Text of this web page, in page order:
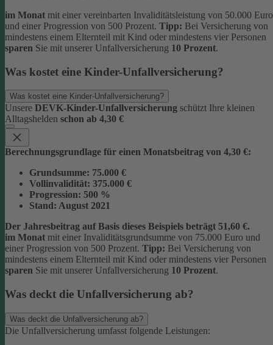
im Monat mit einer vereinbarten Invaliditätsleistung von 50.000 Euro
und einer Progression von 500 Prozent. Tipp: Bei Versicherung von
mindestens einem Elternteil mit Kind oder mindestens vier Personen
sparen Sie mit unserer Unfallversicherung 10 Prozent.
Was kostet eine Kinder-Unfallversicherung?
Was kostet eine Kinder-Unfallversicherung?
Unsere DEVK-Kinder-Unfallversicherung schützt Ihre kleinen
Alltagshelden schon ab 4,30 €
Berechnungsgrundlage für einen Monatsbeitrag von 4,30 €:
Grundsumme: 75.000 €
Vollinvalidität: 375.000 €
Progression: 500 %
Stand: August 2021
Der Jahresbeitrag auf Basis dieses Beispiels beträgt 51,60 €.
im Monat mit einer Invaliditätsgrundsumme von 75.000 Euro und
einer Progression von 500 Prozent. Tipp: Bei Versicherung von
mindestens einem Elternteil mit Kind oder mindestens vier Personen
sparen Sie mit unserer Unfallversicherung 10 Prozent.
Was deckt die Unfallversicherung ab?
Was deckt die Unfallversicherung ab?
Die Unfallversicherung umfasst folgende Leistungen: